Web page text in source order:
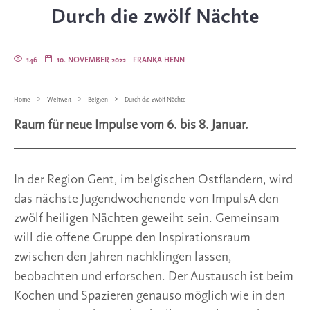
Durch die zwölf Nächte
FRANKA HENN
10. NOVEMBER 2022
146
Home Weltweit Belgien Durch die zwölf Nächte
Raum für neue Impulse vom 6. bis 8. Januar.
In der Region Gent, im belgischen Ostflandern, wird
das nächste Jugendwochenende von ImpulsA den
zwölf heiligen Nächten geweiht sein. Gemeinsam
will die offene Gruppe den Inspirationsraum
zwischen den Jahren nachklingen lassen,
beobachten und erforschen. Der Austausch ist beim
Kochen und Spazieren genauso möglich wie in den